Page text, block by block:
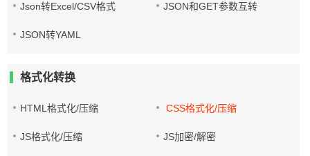
Json转Excel/CSV格式 JSON和GET参数互转
JSON转YAML
格式化转换
HTML格式化/压缩 CSS格式化/压缩
JS格式化/压缩 JS加密/解密